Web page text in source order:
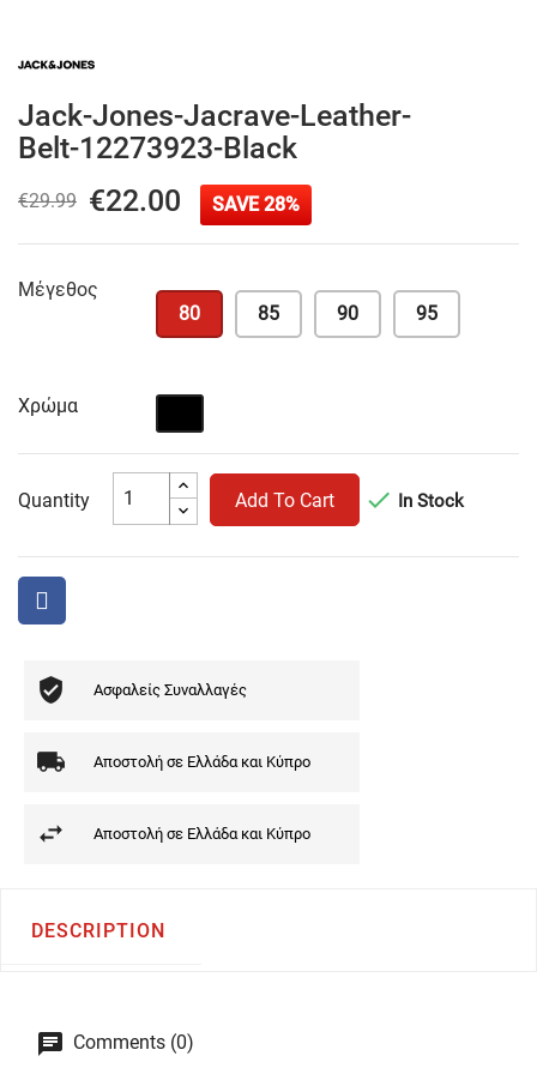
Jack-Jones-Jacrave-Leather-
Belt-12273923-Black
€29.99 €22.00 SAVE 28%
Μέγεθος
80
85 90 95
Χρώμα
Quantity Add To Cart  In Stock
Ασφαλείς Συναλλαγές
Αποστολή σε Ελλάδα και Κύπρο
Αποστολή σε Ελλάδα και Κύπρο
DESCRIPTION
Comments (0)